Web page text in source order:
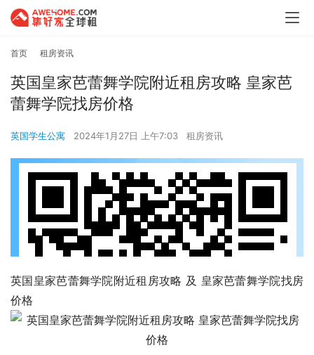
首页 租房资讯
英国皇家芭蕾舞学院附近租房攻略 皇家芭
蕾舞学院找房价格
英国学生公寓 2024年1月27日 上午7:03 租房资讯
英国皇家芭蕾舞学院附近租房攻略 及 皇家芭蕾舞学院找房
价格